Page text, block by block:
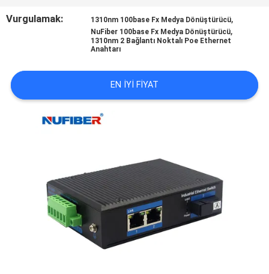
BIR
SITE
HARITASI
POLITIKASI
Vurgulamak:
1310nm 100base Fx Medya Dönüştürücü,
NuFiber 100base Fx Medya Dönüştürücü,
1310nm 2 Bağlantı Noktalı Poe Ethernet
Anahtarı
EN IYI FIYAT